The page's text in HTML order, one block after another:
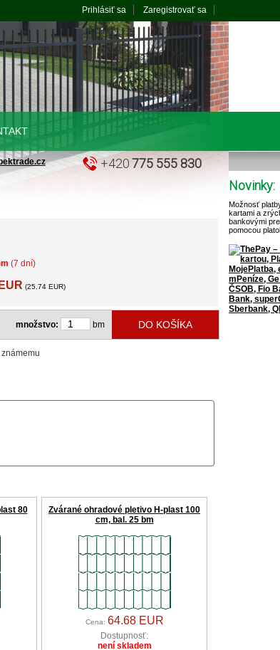
(7 dní)
(25.74 EUR)
množstvo: bm
80
Zvárané ohradové pletivo H-plast 100
cm, bal. 25 bm
Cena: 64.68 EUR
Dostupnosť:
není skladem
Novinky:
Možnosť
kartami a
bankovými
pomocou
Prihlásiť sa Zaregistrovať sa
+420775 555 830